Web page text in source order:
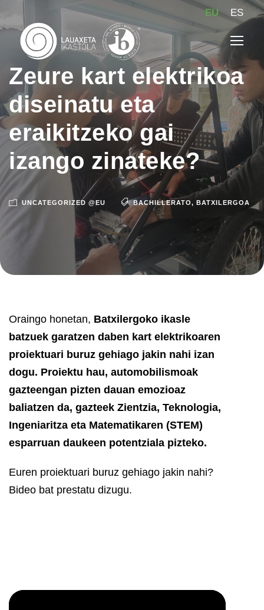
EU ES
Zeure kart elektrikoa
diseinatu eta
eraikitzeko gai
izango zinateke?
UNCATEGORIZED @EU BACHILLERATO, BATXILERGOA
Oraingo honetan, Batxilergoko ikasle
batzuek garatzen daben kart elektrikoaren
proiektuari buruz gehiago jakin nahi izan
dogu. Proiektu hau, automobilismoak
gazteengan pizten dauan emozioaz
baliatzen da, gazteek Zientzia, Teknologia,
Ingeniaritza eta Matematikaren (STEM)
esparruan daukeen potentziala pizteko.
Euren proiektuari buruz gehiago jakin nahi?
Bideo bat prestatu dizugu.